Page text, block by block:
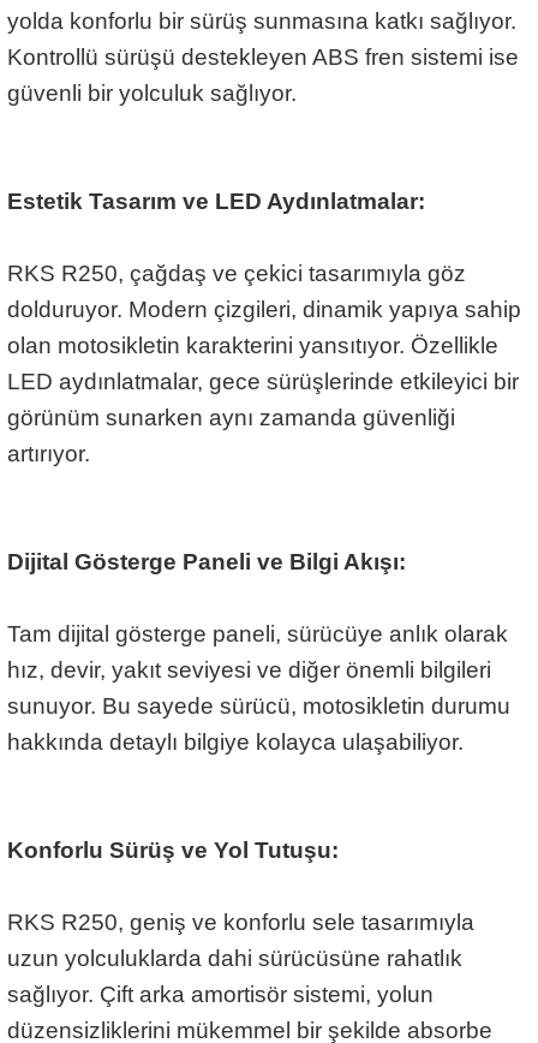
yolda konforlu bir sürüş sunmasına katkı sağlıyor.
Kontrollü sürüşü destekleyen ABS fren sistemi ise
güvenli bir yolculuk sağlıyor.
Estetik Tasarım ve LED Aydınlatmalar:
RKS R250, çağdaş ve çekici tasarımıyla göz
dolduruyor. Modern çizgileri, dinamik yapıya sahip
olan motosikletin karakterini yansıtıyor. Özellikle
LED aydınlatmalar, gece sürüşlerinde etkileyici bir
görünüm sunarken aynı zamanda güvenliği
artırıyor.
Dijital Gösterge Paneli ve Bilgi Akışı:
Tam dijital gösterge paneli, sürücüye anlık olarak
hız, devir, yakıt seviyesi ve diğer önemli bilgileri
sunuyor. Bu sayede sürücü, motosikletin durumu
hakkında detaylı bilgiye kolayca ulaşabiliyor.
Konforlu Sürüş ve Yol Tutuşu:
RKS R250, geniş ve konforlu sele tasarımıyla
uzun yolculuklarda dahi sürücüsüne rahatlık
sağlıyor. Çift arka amortisör sistemi, yolun
düzensizliklerini mükemmel bir şekilde absorbe